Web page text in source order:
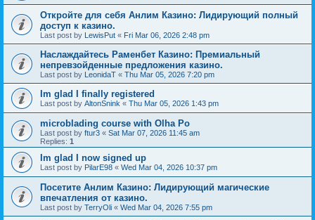
Откройте для себя Анлим Казино: Лидирующий полный
доступ к казино.
Last post by LewisPut « Fri Mar 06, 2026 2:48 pm
Наслаждайтесь Раменбет Казино: Премиальный
непревзойденные предложения казино.
Last post by LeonidaT « Thu Mar 05, 2026 7:20 pm
Im glad I finally registered
Last post by AltonSnink « Thu Mar 05, 2026 1:43 pm
microblading course with Olha Po
Last post by ftur3 « Sat Mar 07, 2026 11:45 am
Replies: 1
Im glad I now signed up
Last post by PilarE98 « Wed Mar 04, 2026 10:37 pm
Посетите Анлим Казино: Лидирующий магические
впечатления от казино.
Last post by TerryOli « Wed Mar 04, 2026 7:55 pm